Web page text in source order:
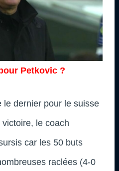
Petkovic ?
le dernier pour le suisse
le coach
car les 50 buts
raclées (4-0